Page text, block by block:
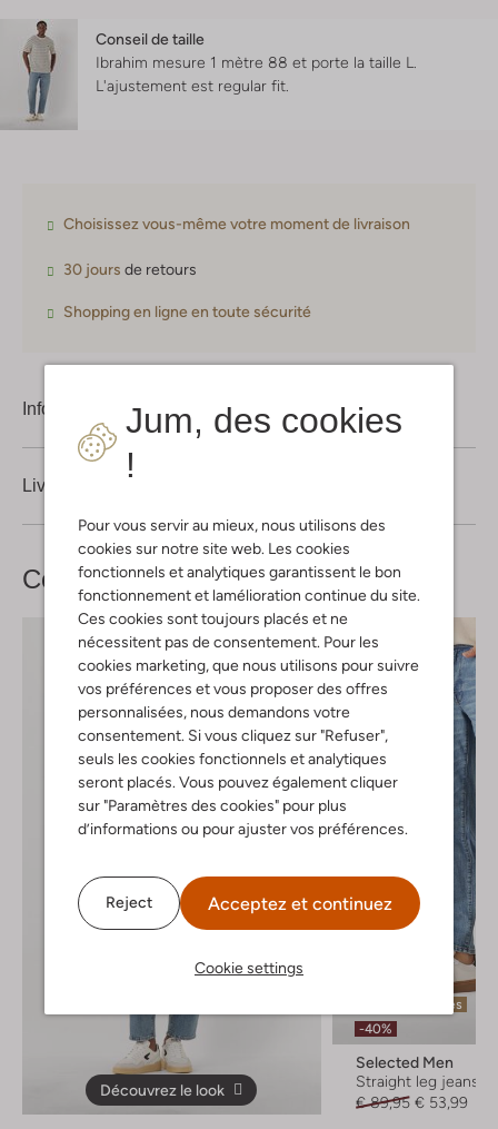
Jum, des cookies
!
Pour vous servir au mieux, nous utilisons des
cookies sur notre site web. Les cookies
fonctionnels et analytiques garantissent le bon
fonctionnement et lamélioration continue du site.
Ces cookies sont toujours placés et ne
nécessitent pas de consentement. Pour les
cookies marketing, que nous utilisons pour suivre
vos préférences et vous proposer des offres
personnalisées, nous demandons votre
consentement. Si vous cliquez sur "Refuser",
seuls les cookies fonctionnels et analytiques
seront placés. Vous pouvez également cliquer
sur "Paramètres des cookies" pour plus
d’informations ou pour ajuster vos préférences.
Reject Acceptez et continuez
Cookie settings
Conseil de taille
Ibrahim mesure 1 mètre 88 et porte la taille L.
L'ajustement est regular fit
Choisissez vous-même votre moment de livraison
30 jours de retours
Shopping en ligne en toute sécurité
Information produit
Livraison & retours
Complétez votrelook
Découvrez le look
Dernières pièces
-40%
Selected Men
Straight leg jeans
€ 89,95 € 53,99